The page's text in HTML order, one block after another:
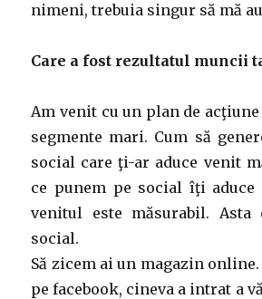
nimeni, trebuia singur să mă
Care a fost rezultatul muncii
Am venit cu un plan de
segmente mari. Cum să
social care ţi-ar aduce venit
ce punem pe social îţi
venitul este măsurabil. Asta
social.
Să zicem ai un magazin
pe facebook, cineva a intrat a